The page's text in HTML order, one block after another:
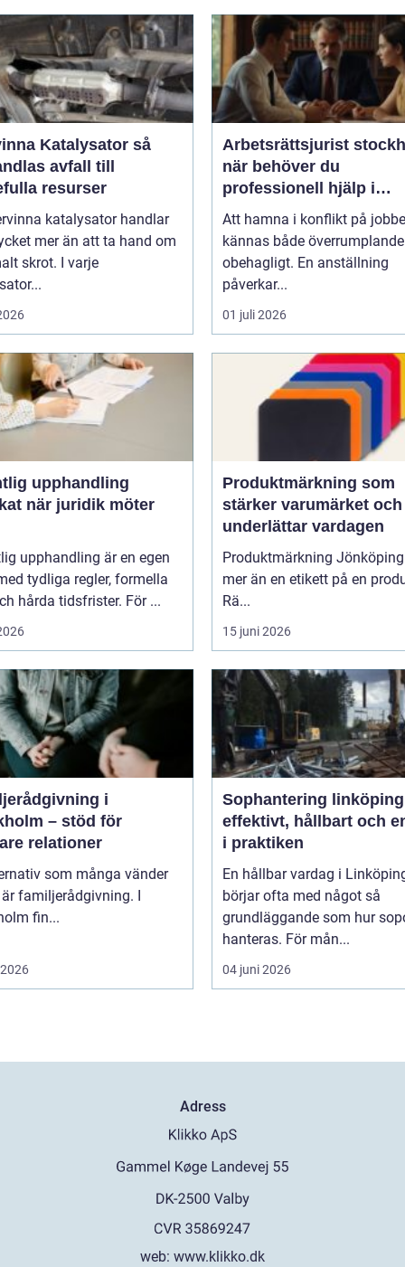
Katalysator så
avfall till
resurser
katalysator handlar
mer än att ta hand om
skrot. I varje
Arbetsrättsjurist
när behöver du
professionell hjälp i
arbetslivet?
Att hamna i konflikt på
kännas både
obehagligt. En anställning
påverkar...
01 juli 2026
upphandling
möter
upphandling är en egen
tydliga regler, formella
hårda tidsfrister. För ...
Produktmärkning som
stärker varumärket och
underlättar vardagen
Produktmärkning
mer än en etikett på en
Rä...
15 juni 2026
i
– stöd för
relationer
som många vänder
familjerådgivning. I
fin...
Sophantering linköping
effektivt, hållbart och
i praktiken
En hållbar vardag i
börjar ofta med något så
grundläggande som hur
hanteras. För mån...
04 juni 2026
Adress
web: www.klikko.dk